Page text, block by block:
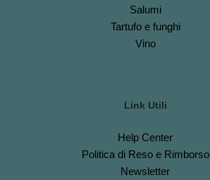
Salumi
Tartufo e funghi
Vino
Link Utili
Help Center
Politica di Reso e Rimborso
Newsletter